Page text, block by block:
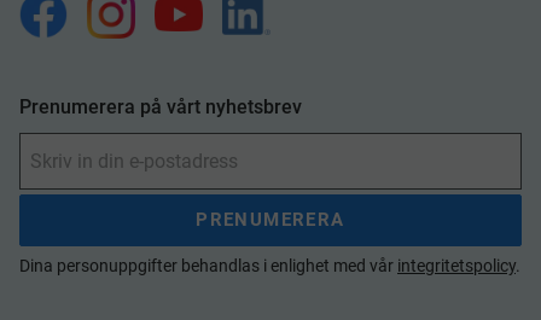
Prenumerera på vårt nyhetsbrev
PRENUMERERA
Dina personuppgifter behandlas i enlighet med vår integritetspolicy.